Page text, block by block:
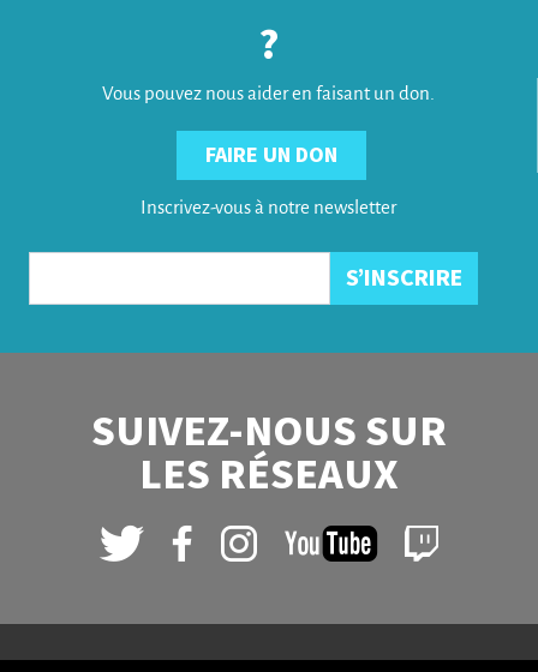
?
Vous pouvez nous aider en faisant un don.
FAIRE UN DON
Inscrivez-vous à notre newsletter
SUIVEZ-NOUS SUR
LES RÉSEAUX